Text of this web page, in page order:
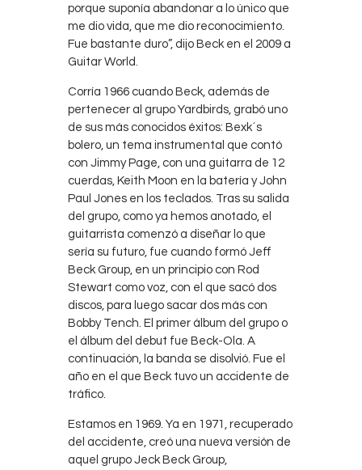
porque suponía abandonar a lo único que
me dio vida, que me dio reconocimiento.
Fue bastante duro”, dijo Beck en el 2009 a
Guitar World.
Corría 1966 cuando Beck, además de
pertenecer al grupo Yardbirds, grabó uno
de sus más conocidos éxitos: Bexk´s
bolero, un tema instrumental que contó
con Jimmy Page, con una guitarra de 12
cuerdas, Keith Moon en la batería y John
Paul Jones en los teclados. Tras su salida
del grupo, como ya hemos anotado, el
guitarrista comenzó a diseñar lo que
sería su futuro, fue cuando formó Jeff
Beck Group, en un principio con Rod
Stewart como voz, con el que sacó dos
discos, para luego sacar dos más con
Bobby Tench. El primer álbum del grupo o
el álbum del debut fue Beck-Ola. A
continuación, la banda se disolvió. Fue el
año en el que Beck tuvo un accidente de
tráfico.
Estamos en 1969. Ya en 1971, recuperado
del accidente, creó una nueva versión de
aquel grupo Jeck Beck Group,